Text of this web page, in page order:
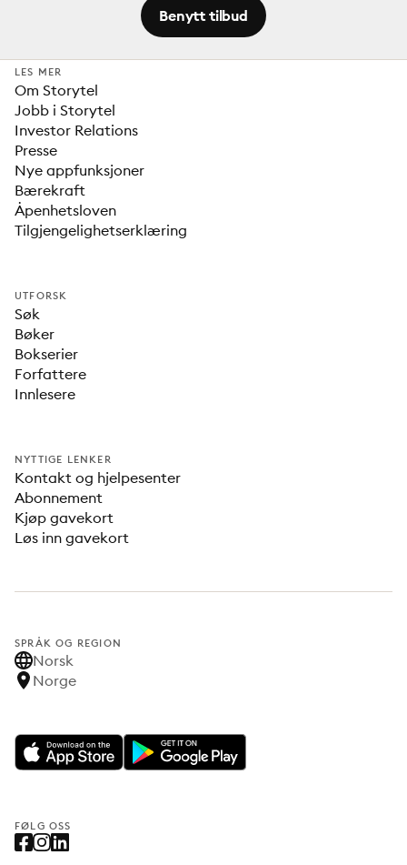
Benytt tilbud
LES MER
Om Storytel
Jobb i Storytel
Investor Relations
Presse
Nye appfunksjoner
Bærekraft
Åpenhetsloven
Tilgjengelighetserklæring
UTFORSK
Søk
Bøker
Bokserier
Forfattere
Innlesere
NYTTIGE LENKER
Kontakt og hjelpesenter
Abonnement
Kjøp gavekort
Løs inn gavekort
SPRÅK OG REGION
Norsk
Norge
FØLG OSS